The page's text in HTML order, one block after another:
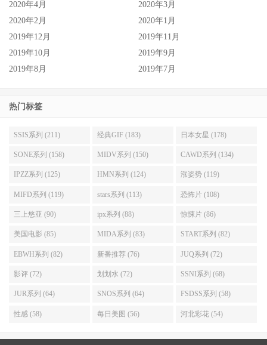
《奥本海默》
《梦想集中营》
最佳视觉特效
《A.I. 创世者》（The Creator）
《不可能的任务：致命清算 第一章》（Mission:
《拿破仑》
最佳原创配乐
《奥本海默》
《可怜的东西》
《American Fiction》
of Destiny）
《花月杀手》
2020年4月
2020年3月
2020年2月
2020年1月
2019年12月
2019年11月
2019年10月
2019年9月
2019年8月
2019年7月
热门标签
SSIS系列 (211) 经典GIF (183) 日本女星 (178)
SONE系列 (158) MIDV系列 (150) CAWD系列 (134)
IPZZ系列 (125) HMN系列 (124) 涨姿势 (119)
MIFD系列 (119) stars系列 (113) 恐怖片 (108)
三上悠亚 (90) ipx系列 (88) 惊悚片 (86)
美国电影 (85) MIDA系列 (83) START系列 (82)
EBWH系列 (82) 新番推荐 (76) JUQ系列 (72)
影评 (72) 划划水 (72) SSNI系列 (68)
JUR系列 (64) SNOS系列 (64) FSDSS系列 (58)
性感 (58) 每日美图 (56) 河北彩花 (54)